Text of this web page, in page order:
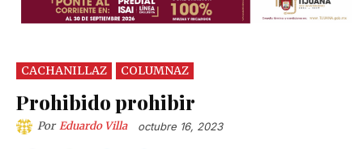
CACHANILLAZ COLUMNAZ
Prohibido prohibir
Por Eduardo Villa octubre 16, 2023